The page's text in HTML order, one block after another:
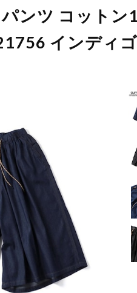
ンツ コットン
インディゴ